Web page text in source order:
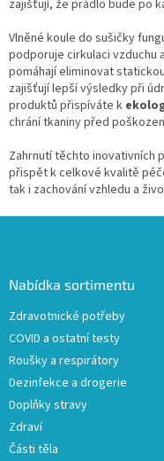
zajišťují, že prádlo bude po
Vlněné koule do sušičky
podporuje cirkulaci vzduchu
pomáhají eliminovat
zajišťují lepší výsledky při
produktů přispíváte k
chrání tkaniny před
Zahrnutí těchto inovativních
přispět k celkové kvalitě
tak i zachování vzhledu a
Nabídka sortimentu
Zdravotnické potřeby
COVID a ostatní testy
Roušky a respirátory
Dezinfekce a drogerie
Doplňky stravy
Zdraví
Části těla